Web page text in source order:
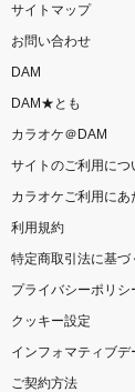
サイトマップ
お問い合わせ
DAM
DAM★とも
カラオケ＠DAM
サイトのご利用につ
カラオケご利用に
利用規約
特定商取引法に基づ
プライバシーポリシ
クッキー設定
インフォマティブ
ご契約方法